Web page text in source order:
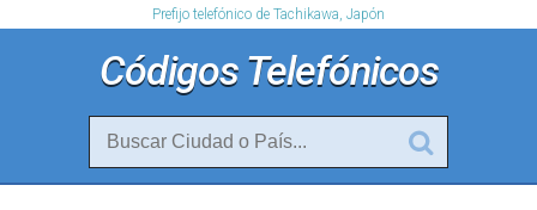
Prefijo telefónico de Tachikawa, Japón
Códigos Telefónicos